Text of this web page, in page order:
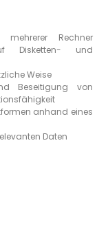
Rechner
Disketten- und
Weise
Beseitigung von
anhand eines
Daten